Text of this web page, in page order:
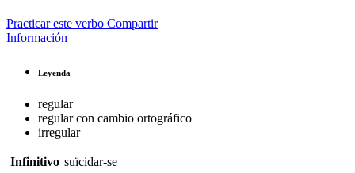
Practicar este verbo Compartir
Información
Leyenda
regular
regular con cambio ortográfico
irregular
Infinitivo suïcidar-se